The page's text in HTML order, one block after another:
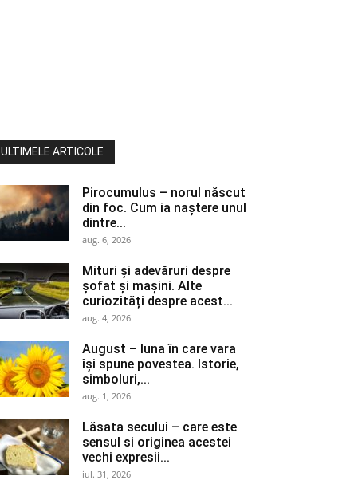
ULTIMELE ARTICOLE
Pirocumulus – norul născut
din foc. Cum ia naștere unul
dintre...
aug. 6, 2026
Mituri și adevăruri despre
șofat și mașini. Alte
curiozități despre acest...
aug. 4, 2026
August – luna în care vara
își spune povestea. Istorie,
simboluri,...
aug. 1, 2026
Lăsata secului – care este
sensul si originea acestei
vechi expresii...
iul. 31, 2026